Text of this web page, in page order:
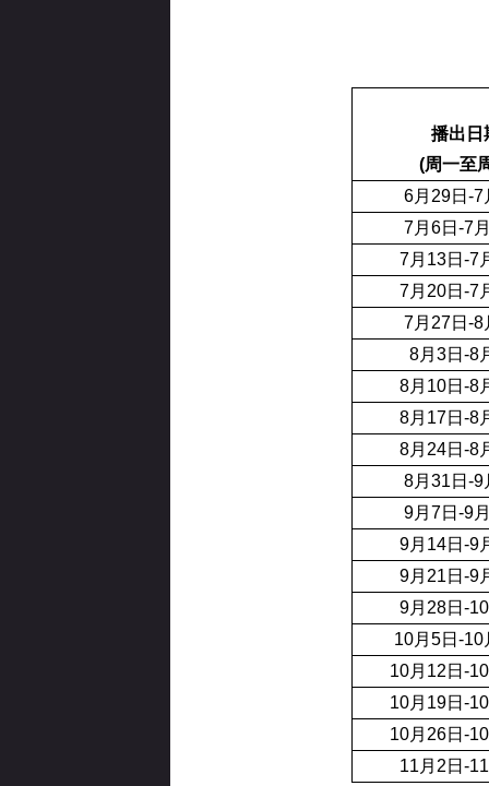
播出日
(周一至
6月29日-7
7月6日-7
7月13日-7
7月20日-7
7月27日-8
8月3日-8
8月10日-8
8月17日-8
8月24日-8
8月31日-9
9月7日-9
9月14日-9
9月21日-9
9月28日-
10月5日-10
10月12日-
10月19日-
10月26日-
11月2日-